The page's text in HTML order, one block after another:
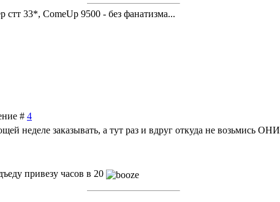
33*, ComeUp 9500 - без фанатизма...
# 4
неделе заказывать, а тут раз и вдруг откуда не возьмись ОНИ
привезу часов в 20